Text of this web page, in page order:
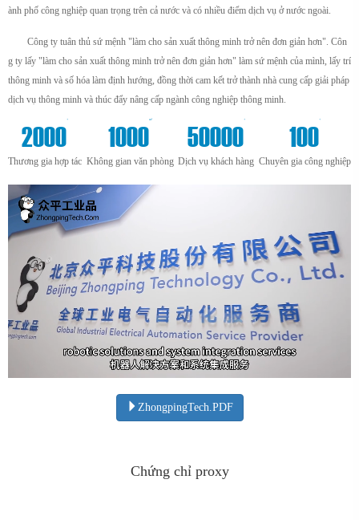
ành phố công nghiệp quan trọng trên cả nước và có nhiều điểm dịch vụ ở nước ngoài.
Công ty tuân thủ sứ mệnh "làm cho sản xuất thông minh trở nên đơn giản hơn". Côn
g ty lấy "làm cho sản xuất thông minh trở nên đơn giản hơn" làm sứ mệnh của mình, lấy trí
thông minh và số hóa làm định hướng, đồng thời cam kết trở thành nhà cung cấp giải pháp
dịch vụ thông minh và thúc đẩy nâng cấp ngành công nghiệp thông minh.
2000
+
Thương gia hợp tác
1000
m²
Không gian văn phòng
50000
+
Dịch vụ khách hàng
100
+
Chuyên gia công nghiệp
ZhongpingTech.PDF
Chứng chỉ proxy